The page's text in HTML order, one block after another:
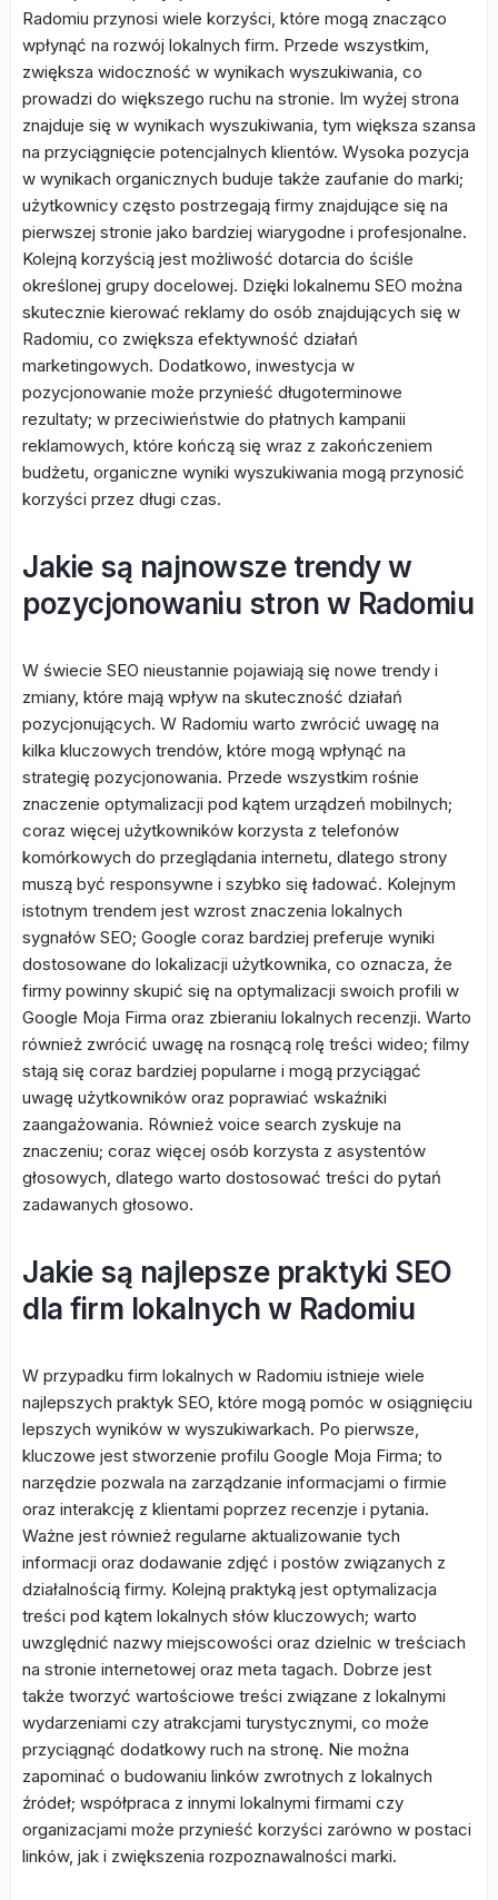
Radomiu przynosi wiele korzyści, które mogą znacząco
wpłynąć na rozwój lokalnych firm. Przede wszystkim,
zwiększa widoczność w wynikach wyszukiwania, co
prowadzi do większego ruchu na stronie. Im wyżej strona
znajduje się w wynikach wyszukiwania, tym większa szansa
na przyciągnięcie potencjalnych klientów. Wysoka pozycja
w wynikach organicznych buduje także zaufanie do marki;
użytkownicy często postrzegają firmy znajdujące się na
pierwszej stronie jako bardziej wiarygodne i profesjonalne.
Kolejną korzyścią jest możliwość dotarcia do ściśle
określonej grupy docelowej. Dzięki lokalnemu SEO można
skutecznie kierować reklamy do osób znajdujących się w
Radomiu, co zwiększa efektywność działań
marketingowych. Dodatkowo, inwestycja w
pozycjonowanie może przynieść długoterminowe
rezultaty; w przeciwieństwie do płatnych kampanii
reklamowych, które kończą się wraz z zakończeniem
budżetu, organiczne wyniki wyszukiwania mogą przynosić
korzyści przez długi czas.
Jakie są najnowsze trendy w
pozycjonowaniu stron w Radomiu
W świecie SEO nieustannie pojawiają się nowe trendy i
zmiany, które mają wpływ na skuteczność działań
pozycjonujących. W Radomiu warto zwrócić uwagę na
kilka kluczowych trendów, które mogą wpłynąć na
strategię pozycjonowania. Przede wszystkim rośnie
znaczenie optymalizacji pod kątem urządzeń mobilnych;
coraz więcej użytkowników korzysta z telefonów
komórkowych do przeglądania internetu, dlatego strony
muszą być responsywne i szybko się ładować. Kolejnym
istotnym trendem jest wzrost znaczenia lokalnych
sygnałów SEO; Google coraz bardziej preferuje wyniki
dostosowane do lokalizacji użytkownika, co oznacza, że
firmy powinny skupić się na optymalizacji swoich profili w
Google Moja Firma oraz zbieraniu lokalnych recenzji. Warto
również zwrócić uwagę na rosnącą rolę treści wideo; filmy
stają się coraz bardziej popularne i mogą przyciągać
uwagę użytkowników oraz poprawiać wskaźniki
zaangażowania. Również voice search zyskuje na
znaczeniu; coraz więcej osób korzysta z asystentów
głosowych, dlatego warto dostosować treści do pytań
zadawanych głosowo.
Jakie są najlepsze praktyki SEO
dla firm lokalnych w Radomiu
W przypadku firm lokalnych w Radomiu istnieje wiele
najlepszych praktyk SEO, które mogą pomóc w osiągnięciu
lepszych wyników w wyszukiwarkach. Po pierwsze,
kluczowe jest stworzenie profilu Google Moja Firma; to
narzędzie pozwala na zarządzanie informacjami o firmie
oraz interakcję z klientami poprzez recenzje i pytania.
Ważne jest również regularne aktualizowanie tych
informacji oraz dodawanie zdjęć i postów związanych z
działalnością firmy. Kolejną praktyką jest optymalizacja
treści pod kątem lokalnych słów kluczowych; warto
uwzględnić nazwy miejscowości oraz dzielnic w treściach
na stronie internetowej oraz meta tagach. Dobrze jest
także tworzyć wartościowe treści związane z lokalnymi
wydarzeniami czy atrakcjami turystycznymi, co może
przyciągnąć dodatkowy ruch na stronę. Nie można
zapominać o budowaniu linków zwrotnych z lokalnych
źródeł; współpraca z innymi lokalnymi firmami czy
organizacjami może przynieść korzyści zarówno w postaci
linków, jak i zwiększenia rozpoznawalności marki.